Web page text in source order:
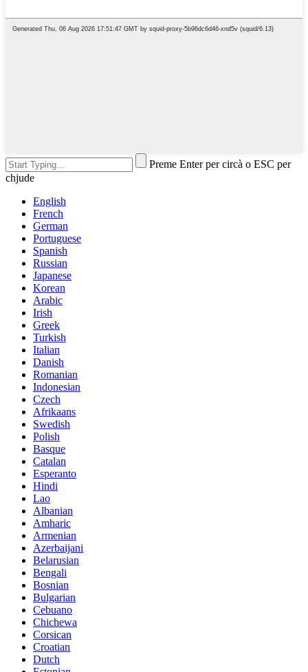
Preme Enter per circà o ESC per
chjude
English
French
German
Portuguese
Spanish
Russian
Japanese
Korean
Arabic
Irish
Greek
Turkish
Italian
Danish
Romanian
Indonesian
Czech
Afrikaans
Swedish
Polish
Basque
Catalan
Esperanto
Hindi
Lao
Albanian
Amharic
Armenian
Azerbaijani
Belarusian
Bengali
Bosnian
Bulgarian
Cebuano
Chichewa
Corsican
Croatian
Dutch